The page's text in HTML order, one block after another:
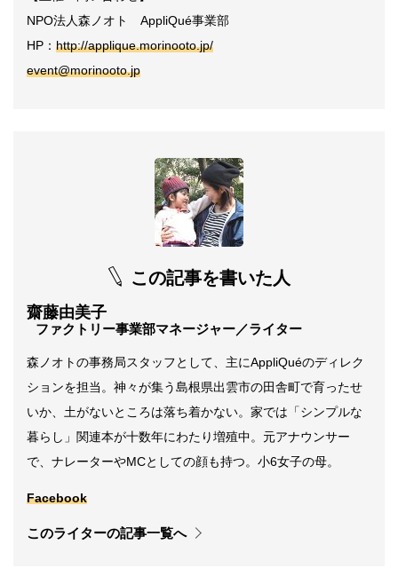
NPO法人森ノオト AppliQué事業部
HP ： http://applique.morinooto.jp/
event@morinooto.jp
この記事を書いた人
齋藤由美子
ファクトリー事業部マネージャー／ライター
森ノオトの事務局スタッフとして、主にAppliQuéのディレク
ションを担当。神々が集う島根県出雲市の田舎町で育ったせ
いか、土がないところは落ち着かない。家では「シンプルな
暮らし」関連本が十数年にわたり増殖中。元アナウンサー
で、ナレーターやMCとしての顔も持つ。小6女子の母。
Facebook
このライターの記事一覧へ